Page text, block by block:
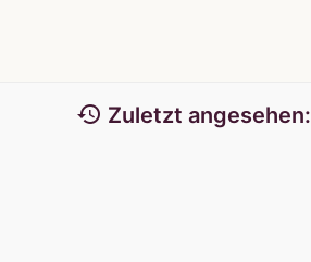
history Zuletzt angesehen: